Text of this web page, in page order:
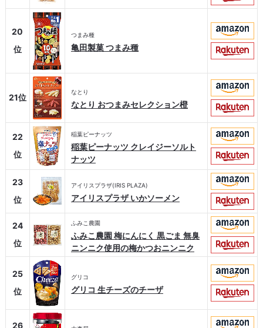
20
位
つまみ種
亀田製菓 つまみ種
21位
なとり
なとり おつまみセレクション橙
22
位
稲葉ピーナッツ
稲葉ピーナッツ クレイジーソルト
ナッツ
23
位
アイリスプラザ(IRIS PLAZA)
アイリスプラザ いかソーメン
24
位
ふみこ農園
ふみこ農園 梅にんにく 黒ごま 無臭
ニンニク使用の梅かつおニンニク
25
位
グリコ
グリコ 生チーズのチーザ
26